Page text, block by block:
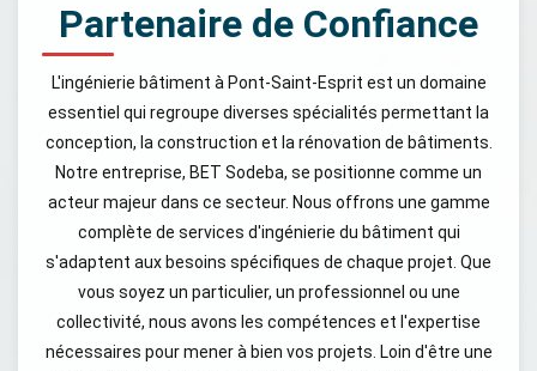
Partenaire de Confiance
L'ingénierie bâtiment à Pont-Saint-Esprit est un domaine
essentiel qui regroupe diverses spécialités permettant la
conception, la construction et la rénovation de bâtiments.
Notre entreprise, BET Sodeba, se positionne comme un
acteur majeur dans ce secteur. Nous offrons une gamme
complète de services d'ingénierie du bâtiment qui
s'adaptent aux besoins spécifiques de chaque projet. Que
vous soyez un particulier, un professionnel ou une
collectivité, nous avons les compétences et l'expertise
nécessaires pour mener à bien vos projets. Loin d'être une